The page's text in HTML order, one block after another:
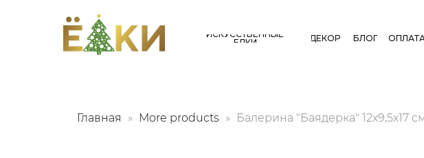
БЛОГ
ДЕКОР
ИСКУССТВЕННЫЕ
ЕЛКИ
Главная More products Балерина "Баядерка" 12х9,5х17